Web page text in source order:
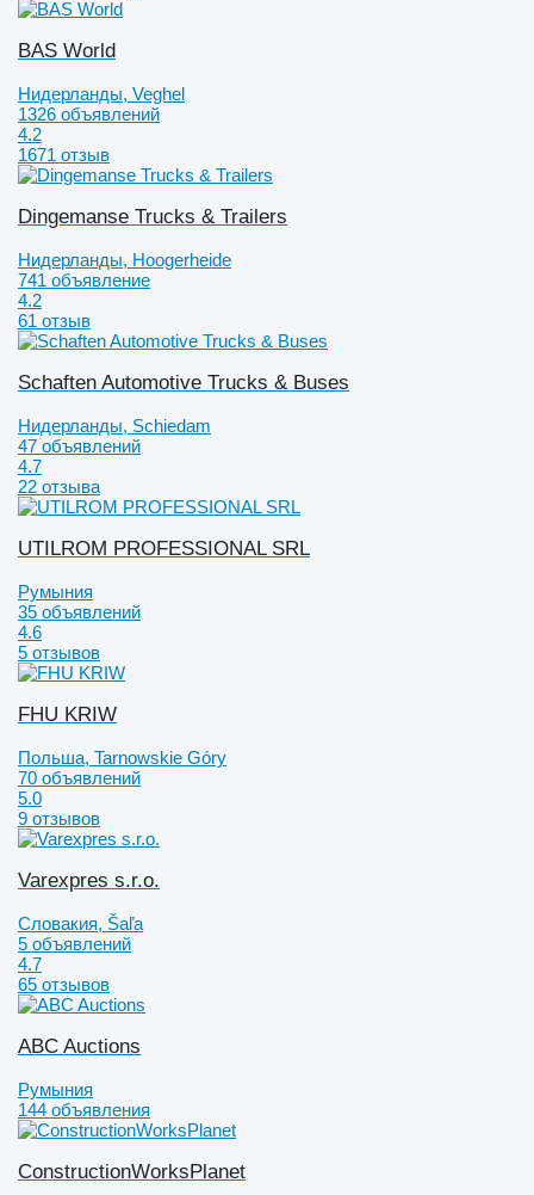
BAS World
Нидерланды, Veghel
1326 объявлений
4.2
1671 отзыв
Dingemanse Trucks & Trailers
Нидерланды, Hoogerheide
741 объявление
4.2
61 отзыв
Schaften Automotive Trucks & Buses
Нидерланды, Schiedam
47 объявлений
4.7
22 отзыва
UTILROM PROFESSIONAL SRL
Румыния
35 объявлений
4.6
5 отзывов
FHU KRIW
Польша, Tarnowskie Góry
70 объявлений
5.0
9 отзывов
Varexpres s.r.o.
Словакия, Šaľa
5 объявлений
4.7
65 отзывов
ABC Auctions
Румыния
144 объявления
ConstructionWorksPlanet